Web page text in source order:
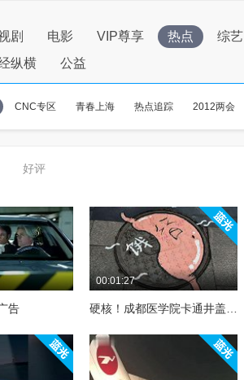
剧 电影 VIP尊享 热点 综艺
纵横 公益
CNC专区 青春上海 热点追踪 2012两会
好评
告
00:01:27